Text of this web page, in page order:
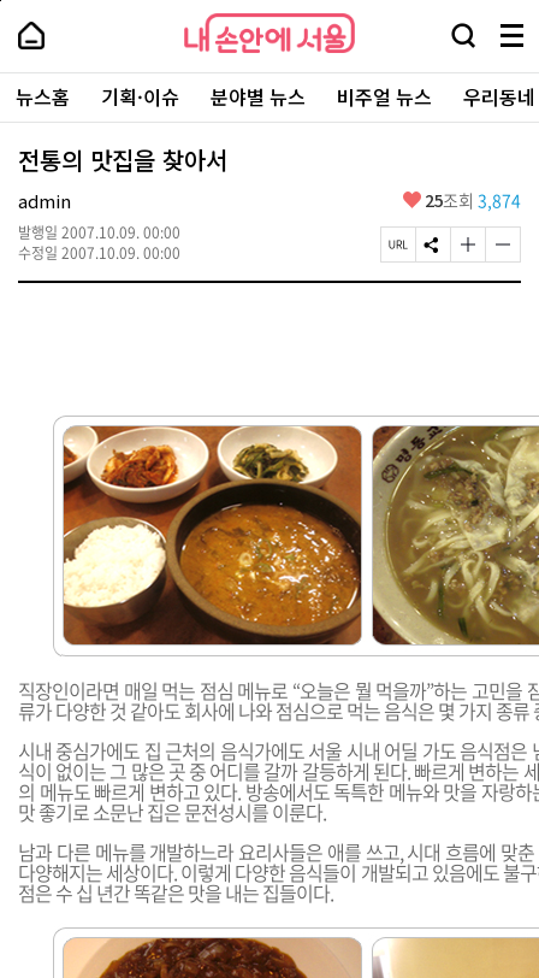
본
로
가
내
손
안
에
서
울
-
서
울
시
대
표
소
내
손
에
울
검
창
열
기
메
뉴
전
체
보
주
요
서
뉴스홈 기획·이슈 분야별 뉴스 비주얼 뉴스 우리동
전통의 맛집을 찾아서
admin
발행일 2007.10.09. 00:00
수정일 2007.10.09. 00:00
좋
요
25조회 3,874
페
이
S
N
글
자
하
기
글
자
하
기
직장인이라면 매일 먹는 점심 메뉴로 “오늘은 뭘 먹을까”하는 고민을
류가 다양한 것 같아도 회사에 나와 점심으로 먹는 음식은 몇 가지 종류
시내 중심가에도 집 근처의 음식가에도 서울 시내 어딜 가도 음식점은
식이 없이는 그 많은 곳 중 어디를 갈까 갈등하게 된다. 빠르게 변하는
의 메뉴도 빠르게 변하고 있다. 방송에서도 독특한 메뉴와 맛을 자랑
맛 좋기로 소문난 집은 문전성시를 이룬다.
남과 다른 메뉴를 개발하느라 요리사들은 애를 쓰고, 시대 흐름에 맞
다양해지는 세상이다. 이렇게 다양한 음식들이 개발되고 있음에도 불
점은 수 십 년간 똑같은 맛을 내는 집들이다.
페
상
단
로